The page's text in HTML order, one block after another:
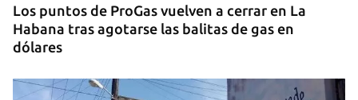
Los puntos de ProGas vuelven a cerrar en La
Habana tras agotarse las balitas de gas en
dólares